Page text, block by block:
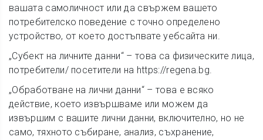
вашата самоличност или да свържем вашето
потребителско поведение с точно определено
устройство, от което достъпвате уебсайта ни.
„Субект на личните данни“ – това са физическите лица,
потребители/ посетители на https://regena.bg.
„Обработване на лични данни“ – това е всяко
действие, което извършваме или можем да
извършим с вашите лични данни, включително, но не
само, тяхното събиране, анализ, съхранение,